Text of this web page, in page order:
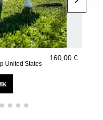
United States
160,00 €